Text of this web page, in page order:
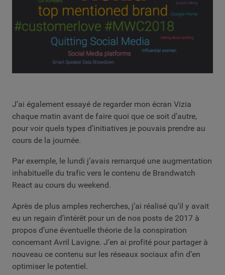
J’ai également essayé de regarder mon écran Vizia
chaque matin avant de faire quoi que ce soit d’autre,
pour voir quels types d’initiatives je pouvais prendre au
cours de la journée.
Par exemple, le lundi j’avais remarqué une augmentation
inhabituelle du trafic vers le contenu de Brandwatch
React au cours du weekend.
Après de plus amples recherches, j’ai réalisé qu’il y avait
eu un regain d’intérêt pour un de nos posts de 2017 à
propos d’une éventuelle théorie de la conspiration
concernant Avril Lavigne. J’en ai profité pour partager à
nouveau ce contenu sur les réseaux sociaux afin d’en
optimiser le potentiel.